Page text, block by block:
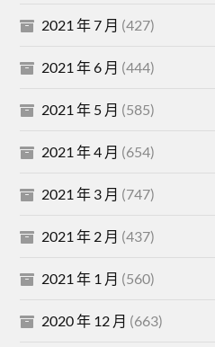
2021 年 7 月 (427)
2021 年 6 月 (444)
2021 年 5 月 (585)
2021 年 4 月 (654)
2021 年 3 月 (747)
2021 年 2 月 (437)
2021 年 1 月 (560)
2020 年 12 月 (663)